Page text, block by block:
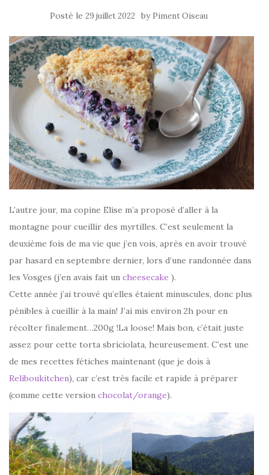
Posté le 29 juillet 2022 by Piment Oiseau
L’autre jour, ma copine Elise m’a proposé d’aller à la
montagne pour cueillir des myrtilles. C’est seulement la
deuxième fois de ma vie que j’en vois, après en avoir trouvé
par hasard en septembre dernier, lors d’une randonnée dans
les Vosges (j’en avais fait un cheesecake ).
Cette année j’ai trouvé qu’elles étaient minuscules, donc plus
pénibles à cueillir à la main! J’ai mis environ 2h pour en
récolter finalement…200g !La loose! Mais bon, c’était juste
assez pour cette torta sbriciolata, heureusement. C’est une
de mes recettes fétiches maintenant (que je dois à
Reliboukitchen), car c’est très facile et rapide à préparer
(comme cette version chocolat/orange).